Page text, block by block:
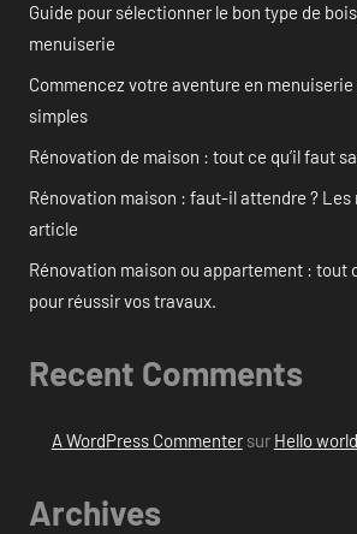
Guide pour sélectionner le bon type de
menuiserie
Commencez votre aventure en
simples
Rénovation de maison : tout ce qu’il faut
Rénovation maison : faut-il attendre ? Les
article
Rénovation maison ou appartement : tout
pour réussir vos travaux.
Recent Comments
A WordPress Commentersur Hello
Archives